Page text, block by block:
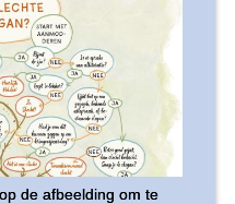
de afbeelding om te